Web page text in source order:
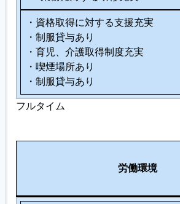
・資格取得に対する支援充実
・制服貸与あり
・育児、介護取得制度充実
・喫煙場所あり
・制服貸与あり
フルタイム
労働環境